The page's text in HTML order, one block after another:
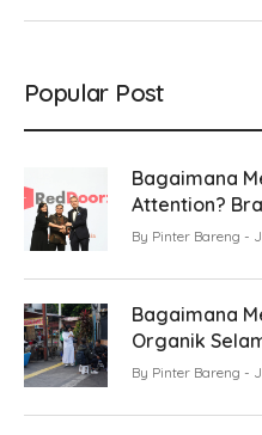
Popular Post
Bagaimana
Attention?
By Pinter Bareng
Bagaimana
Organik
By Pinter Bareng